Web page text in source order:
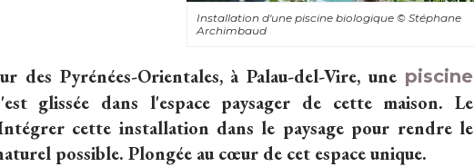
Installation d'une piscine biologique © Stéphane
Archimbaud
des Pyrénées-Orientales, à Palau-del-Vire, une piscine
glissée dans l'espace paysager de cette maison. Le
cette installation dans le paysage pour rendre le
possible. Plongée au cœur de cet espace unique.